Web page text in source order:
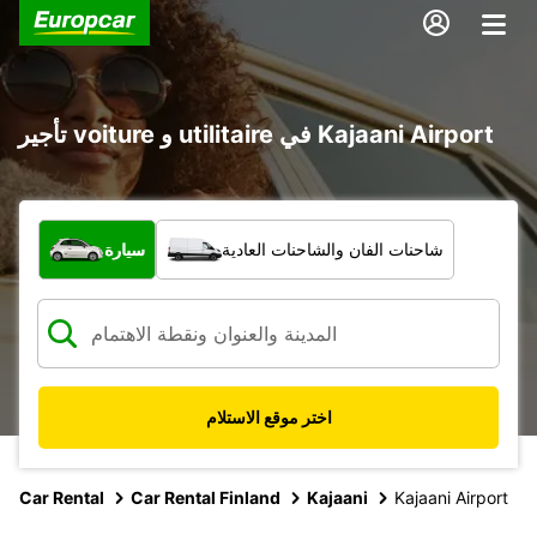
تأجير voiture و utilitaire في Kajaani Airport
ما نوع المركبة؟
سيارة شاحنات الفان والشاحنات العادية
اختر موقع الاستلام
Car Rental Car Rental Finland Kajaani Kajaani Airport